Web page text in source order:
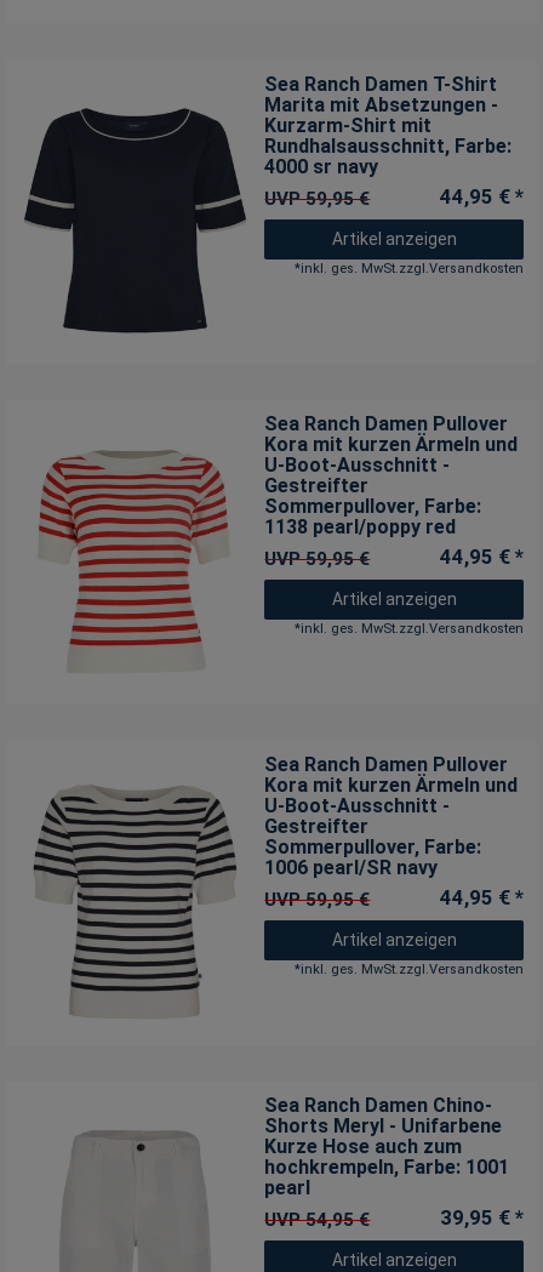
Sea Ranch Damen T-Shirt
Marita mit Absetzungen -
Kurzarm-Shirt mit
Rundhalsausschnitt, Farbe:
4000 sr navy
UVP 59,95 € 44,95 € *
Artikel anzeigen
*inkl. ges. MwSt.zzgl.Versandkosten
Sea Ranch Damen Pullover
Kora mit kurzen Ärmeln und
U-Boot-Ausschnitt -
Gestreifter
Sommerpullover, Farbe:
1138 pearl/poppy red
UVP 59,95 € 44,95 € *
Artikel anzeigen
*inkl. ges. MwSt.zzgl.Versandkosten
Sea Ranch Damen Pullover
Kora mit kurzen Ärmeln und
U-Boot-Ausschnitt -
Gestreifter
Sommerpullover, Farbe:
1006 pearl/SR navy
UVP 59,95 € 44,95 € *
Artikel anzeigen
*inkl. ges. MwSt.zzgl.Versandkosten
Sea Ranch Damen Chino-
Shorts Meryl - Unifarbene
Kurze Hose auch zum
hochkrempeln, Farbe: 1001
pearl
UVP 54,95 € 39,95 € *
Artikel anzeigen